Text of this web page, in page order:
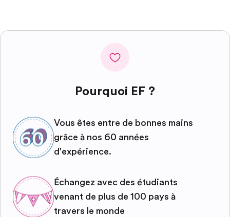
Pourquoi EF ?
Vous êtes entre de bonnes mains
grâce à nos 60 années
d'expérience.
Échangez avec des étudiants
venant de plus de 100 pays à
travers le monde